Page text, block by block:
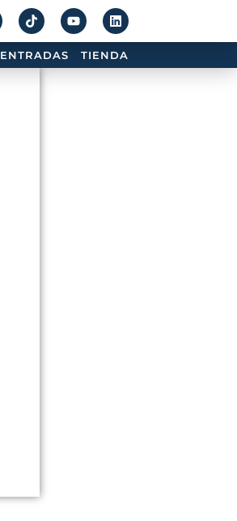
ENTRADAS TIENDA